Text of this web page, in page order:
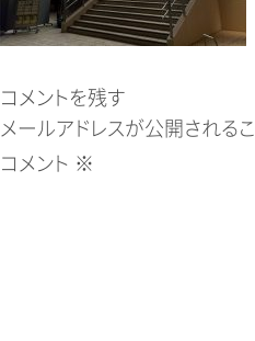
コメントを残す
メールアドレスが公開される
コメント ※